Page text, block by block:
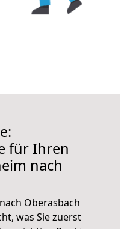
für Ihren
nach
Oberasbach
was Sie zuerst